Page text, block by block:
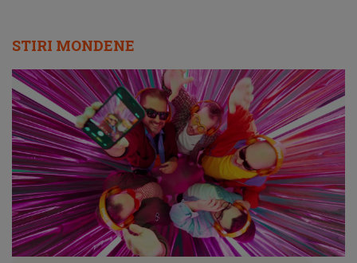
STIRI MONDENE